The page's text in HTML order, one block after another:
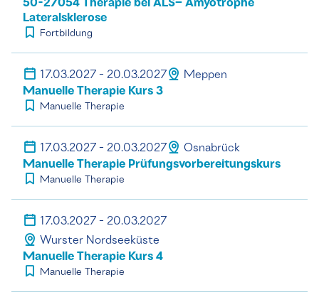
50-27054 Therapie bei ALS– Amyotrophe
Lateralsklerose
Fortbildung
17.03.2027 - 20.03.2027 Meppen
Manuelle Therapie Kurs 3
Manuelle Therapie
17.03.2027 - 20.03.2027 Osnabrück
Manuelle Therapie Prüfungsvorbereitungskurs
Manuelle Therapie
17.03.2027 - 20.03.2027
Wurster Nordseeküste
Manuelle Therapie Kurs 4
Manuelle Therapie